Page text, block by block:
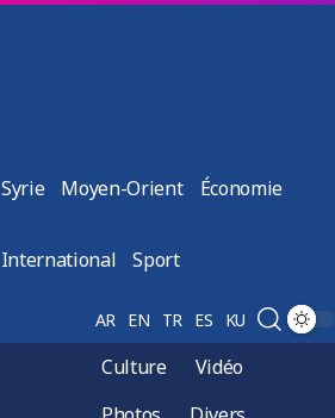
Syrie Moyen-Orient Économie
International Sport
AR EN TR ES KU
Culture
Vidéo